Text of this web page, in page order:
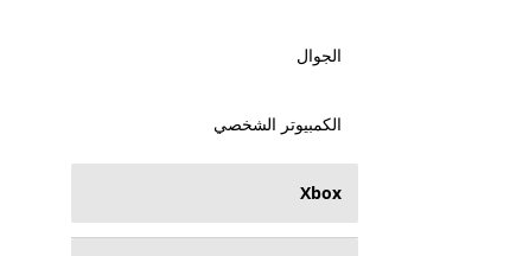
الجوال
الكمبيوتر الشخصي
Xbox